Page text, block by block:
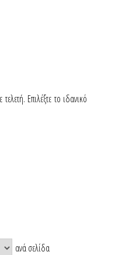
Επιλέξτε το ιδανικό
ανά σελίδα